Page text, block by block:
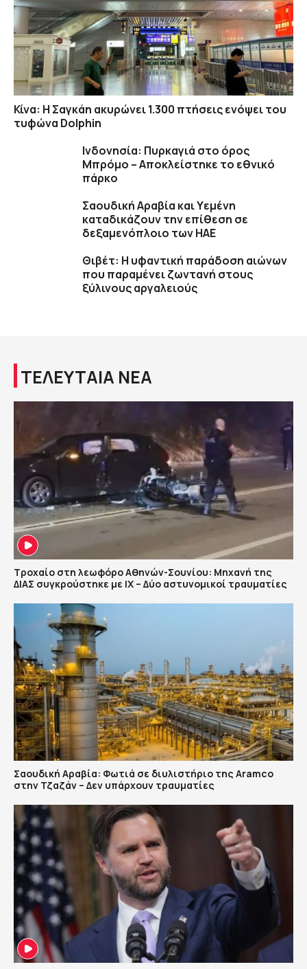
Κίνα: Η Σαγκάη ακυρώνει 1.300 πτήσεις ενόψει του
τυφώνα Dolphin
Ινδονησία: Πυρκαγιά στο όρος
Μπρόμο – Αποκλείστηκε το εθνικό
πάρκο
Σαουδική Αραβία και Υεμένη
καταδικάζουν την επίθεση σε
δεξαμενόπλοιο των ΗΑΕ
Θιβέτ: Η υφαντική παράδοση αιώνων
που παραμένει ζωντανή στους
ξύλινους αργαλειούς
ΤΕΛΕΥΤΑΙΑ ΝΕΑ
Τροχαίο στη λεωφόρο Αθηνών-Σουνίου: Μηχανή της
ΔΙΑΣ συγκρούστηκε με ΙΧ – Δύο αστυνομικοί τραυματίες
Σαουδική Αραβία: Φωτιά σε διυλιστήριο της Aramco
στην Τζαζάν – Δεν υπάρχουν τραυματίες